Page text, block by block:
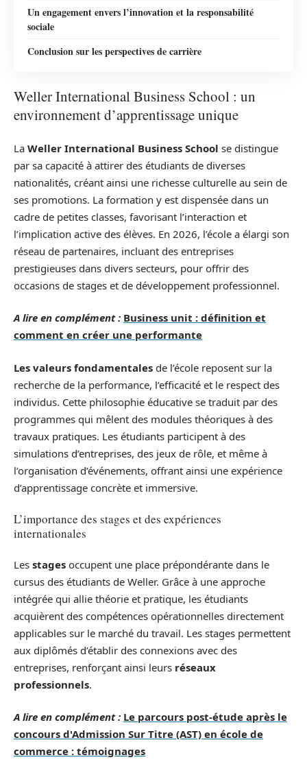
Un engagement envers l’innovation et la responsabilité
sociale
Conclusion sur les perspectives de carrière
Weller International Business School : un
environnement d’apprentissage unique
La Weller International Business School se distingue
par sa capacité à attirer des étudiants de diverses
nationalités, créant ainsi une richesse culturelle au sein de
ses promotions. La formation y est dispensée dans un
cadre de petites classes, favorisant l’interaction et
l’implication active des élèves. En 2026, l’école a élargi son
réseau de partenaires, incluant des entreprises
prestigieuses dans divers secteurs, pour offrir des
occasions de stages et de développement professionnel.
A lire en complément : Business unit : définition et
comment en créer une performante
Les valeurs fondamentales de l’école reposent sur la
recherche de la performance, l’efficacité et le respect des
individus. Cette philosophie éducative se traduit par des
programmes qui mêlent des modules théoriques à des
travaux pratiques. Les étudiants participent à des
simulations d’entreprises, des jeux de rôle, et même à
l’organisation d’événements, offrant ainsi une expérience
d’apprentissage concrète et immersive.
L’importance des stages et des expériences
internationales
Les stages occupent une place prépondérante dans le
cursus des étudiants de Weller. Grâce à une approche
intégrée qui allie théorie et pratique, les étudiants
acquièrent des compétences opérationnelles directement
applicables sur le marché du travail. Les stages permettent
aux diplômés d’établir des connexions avec des
entreprises, renforçant ainsi leurs réseaux
professionnels.
A lire en complément : Le parcours post-étude après le
concours d'Admission Sur Titre (AST) en école de
commerce : témoignages